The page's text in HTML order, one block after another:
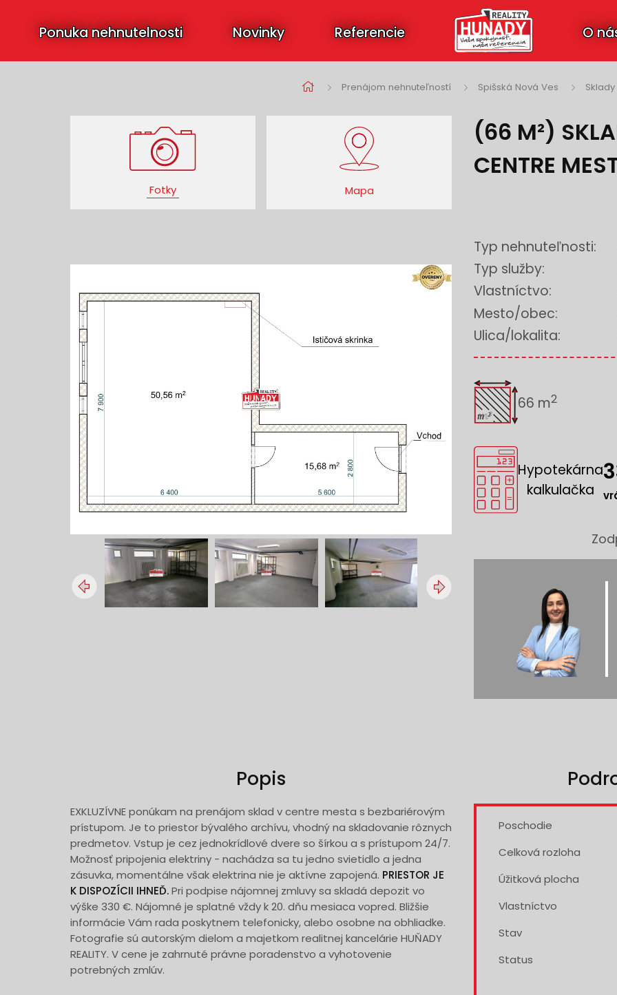
Ponuka nehnutelnosti Novinky Referencie O
Prenájom nehnuteľností Spišská Nová Ves
Fotky Mapa
(66 M²)
CENTRE
Typ nehnuteľnosti:
Typ služby:
Vlastníctvo:
Mesto/obec:
Ulica/lokalita:
66 m2
Hypotekárna
kalkulačka
Popis
EXKLUZÍVNE ponúkam na prenájom sklad v centre mesta s bezbariérovým
prístupom. Je to priestor bývalého archívu, vhodný na skladovanie rôznych
predmetov. Vstup je cez jednokrídlové dvere so šírkou a s prístupom 24/7.
Možnosť pripojenia elektriny - nachádza sa tu jedno svietidlo a jedna
zásuvka, momentálne však elektrina nie je aktívne zapojená. PRIESTOR JE
K DISPOZÍCII IHNEĎ.Pri podpise nájomnej zmluvy sa skladá depozit vo
výške 330 €. Nájomné je splatné vždy k 20. dňu mesiaca vopred. Bližšie
informácie Vám rada poskytnem telefonicky, alebo osobne na obhliadke.
Fotografie sú autorským dielom a majetkom realitnej kancelárie HUŇADY
REALITY. V cene je zahrnuté právne poradenstvo a vyhotovenie
potrebných zmlúv.
Poschodie
Celková rozloha
Úžitková plocha
Vlastníctvo
Stav
Status